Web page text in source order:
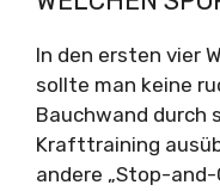
In den ersten vier
sollte man keine
Bauchwand durch
Krafttraining
andere „Stop-